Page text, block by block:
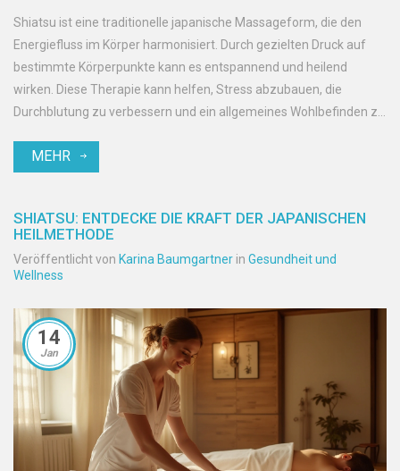
Shiatsu ist eine traditionelle japanische Massageform, die den
Energiefluss im Körper harmonisiert. Durch gezielten Druck auf
bestimmte Körperpunkte kann es entspannend und heilend
wirken. Diese Therapie kann helfen, Stress abzubauen, die
Durchblutung zu verbessern und ein allgemeines Wohlbefinden zu
werden kann, um Körper und Geist in Einklang zu bringen.
MEHR
SHIATSU: ENTDECKE DIE KRAFT DER JAPANISCHEN
HEILMETHODE
Veröffentlicht von Karina Baumgartner in Gesundheit und
Wellness
14
Jan